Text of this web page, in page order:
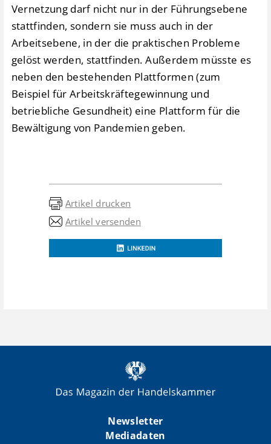
Vernetzung darf nicht nur in der Führungsebene
stattfinden, sondern sie muss auch in der
Arbeitsebene, in der die praktischen Probleme
gelöst werden, stattfinden. Außerdem müsste es
neben den bestehenden Plattformen (zum
Beispiel für Arbeitskräftegewinnung und
betriebliche Gesundheit) eine Plattform für die
Bewältigung von Pandemien geben.
Artikel drucken
Artikel versenden
Newsletter
Mediadaten